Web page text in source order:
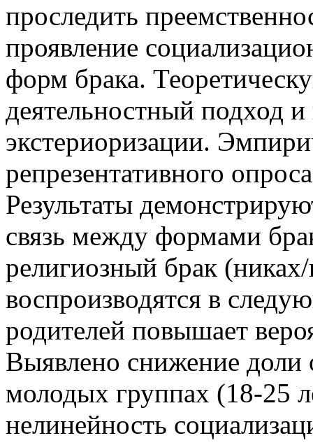
проследить
проявление
форм брака.
деятельностный подход
экстериоризации.
репрезентативного
Результаты
связь между формами
религиозный брак
воспроизводятся в
родителей повышает
Выявлено снижение доли
молодых группах (18-25
нелинейность